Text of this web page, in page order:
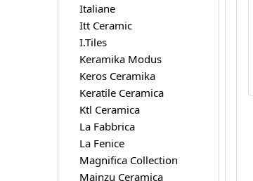
Italiane
Itt Ceramic
I.Tiles
Keramika Modus
Keros Ceramika
Keratile Ceramica
Ktl Ceramica
La Fabbrica
La Fenice
Magnifica Collection
Mainzu Ceramica